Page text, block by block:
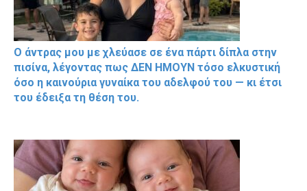
Ο άντρας μου με χλεύασε σε ένα πάρτι δίπλα στην
πισίνα, λέγοντας πως ΔΕΝ ΗΜΟΥΝ τόσο ελκυστική
όσο η καινούρια γυναίκα του αδελφού του — κι έτσι
του έδειξα τη θέση του.